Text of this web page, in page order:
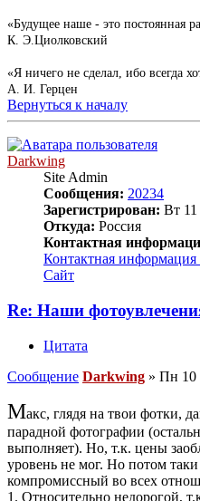
«Будущее наше - это постоянная
К. Э.Циолковский
«Я ничего не сделал, ибо всегда
А. И. Герцен
Вернуться к началу
Darkwing
Site Admin
Сообщения: 20234
Зарегистрирован: Вт 11
Откуда: Россия
Контактная
Контактная информация
Сайт
Re: Наши
Цитата
Сообщение Darkwing » Пн 10
Макс, глядя на твои фотки,
парадной фотографии
выполняет). Но, т.к. цены
уровень не мог. Но потом таки
компромиссный во всех
1. Относительно недорогой,